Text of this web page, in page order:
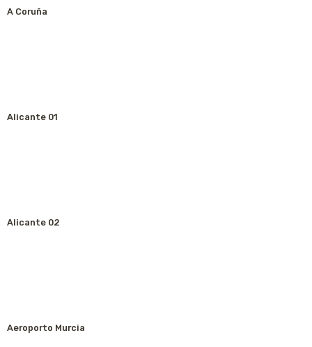
A Coruña
Alicante 01
Alicante 02
Aeroporto Murcia